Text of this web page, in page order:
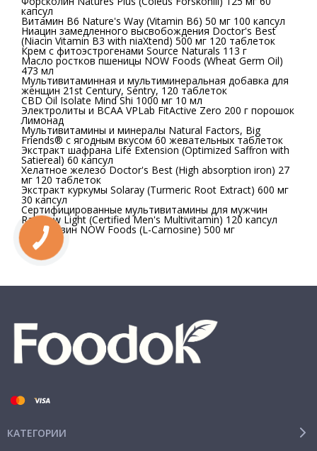
капсул
Витамин В6 Nature's Way (Vitamin B6) 50 мг 100 капсул
Ниацин замедленного высвобождения Doctor's Best
(Niacin Vitamin B3 with niaXtend) 500 мг 120 таблеток
Крем с фитоэстрогенами Source Naturals 113 г
Масло ростков пшеницы NOW Foods (Wheat Germ Oil)
473 мл
Мультивитаминная и мультиминеральная добавка для
женщин 21st Century, Sentry, 120 таблеток
CBD Oil Isolate Mind Shi 1000 мг 10 мл
Электролиты и BCAA VPLab FitActive Zero 200 г порошок
Лимонад
Мультивитамины и минералы Natural Factors, Big
Friends® с ягодным вкусом 60 жевательных таблеток
Экстракт шафрана Life Extension (Optimized Saffron with
Satiereal) 60 капсул
Хелатное железо Doctor's Best (High absorption iron) 27
мг 120 таблеток
Экстракт куркумы Solaray (Turmeric Root Extract) 600 мг
30 капсул
Сертифицированные мультивитамины для мужчин
Rainbow Light (Certified Men's Multivitamin) 120 капсул
Л-Карнозин NOW Foods (L-Carnosine) 500 мг
КАТЕГОРИИ